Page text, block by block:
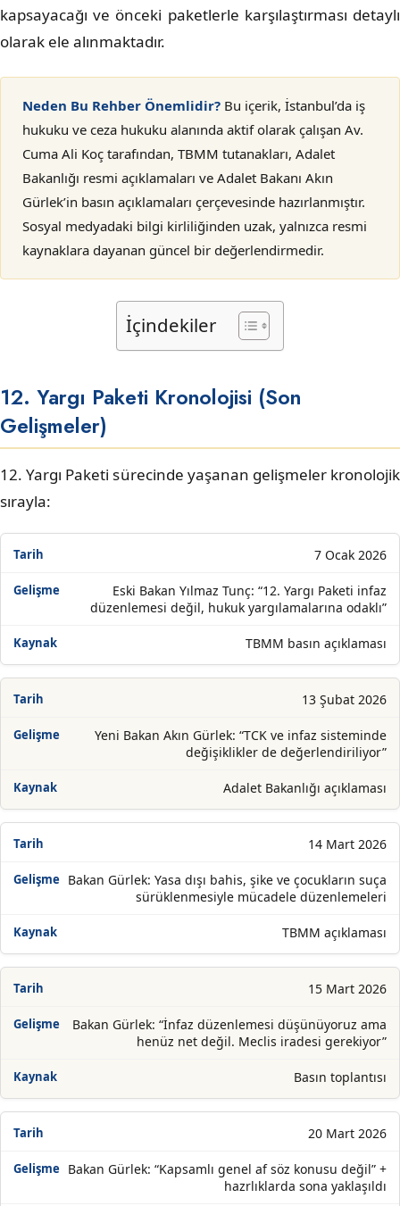
kapsayacağı ve önceki paketlerle karşılaştırması detaylı
olarak ele alınmaktadır.
Neden Bu Rehber Önemlidir? Bu içerik, İstanbul’da iş
hukuku ve ceza hukuku alanında aktif olarak çalışan Av.
Cuma Ali Koç tarafından, TBMM tutanakları, Adalet
Bakanlığı resmi açıklamaları ve Adalet Bakanı Akın
Gürlek’in basın açıklamaları çerçevesinde hazırlanmıştır.
Sosyal medyadaki bilgi kirliliğinden uzak, yalnızca resmi
kaynaklara dayanan güncel bir değerlendirmedir.
İçindekiler
12. Yargı Paketi Kronolojisi (Son
Gelişmeler)
12. Yargı Paketi sürecinde yaşanan gelişmeler kronolojik
sırayla:
7 Ocak 2026
Eski Bakan Yılmaz Tunç: “12. Yargı Paketi infaz
düzenlemesi değil, hukuk yargılamalarına odaklı”
TBMM basın açıklaması
13 Şubat 2026
Yeni Bakan Akın Gürlek: “TCK ve infaz sisteminde
değişiklikler de değerlendiriliyor”
Adalet Bakanlığı açıklaması
14 Mart 2026
Bakan Gürlek: Yasa dışı bahis, şike ve çocukların suça
sürüklenmesiyle mücadele düzenlemeleri
TBMM açıklaması
15 Mart 2026
Bakan Gürlek: “İnfaz düzenlemesi düşünüyoruz ama
henüz net değil. Meclis iradesi gerekiyor”
Basın toplantısı
20 Mart 2026
Bakan Gürlek: “Kapsamlı genel af söz konusu değil” +
hazrlıklarda sona yaklaşıldı